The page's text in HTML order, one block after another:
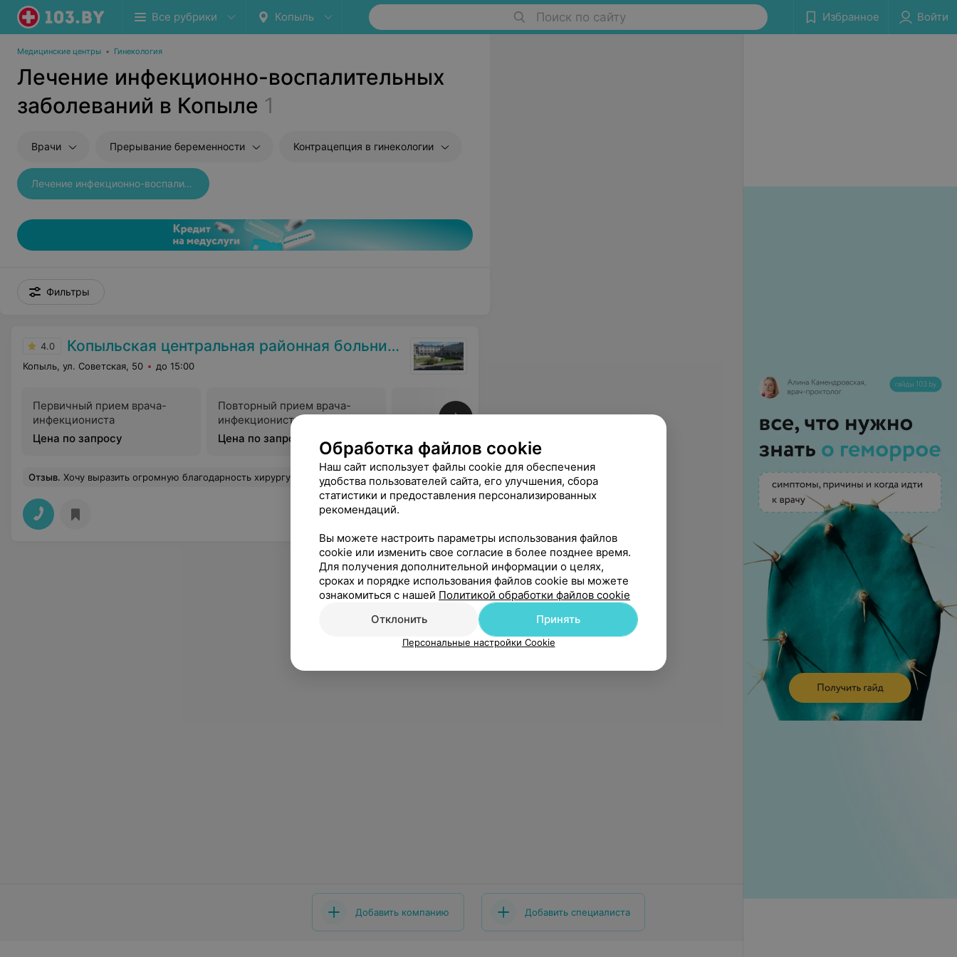
Все рубрики Копыль Поиск по сайту Избранное Войти
Медицинские центры • Гинекология
Лечение инфекционно-воспалительных
заболеваний в Копыле 1
Врачи Прерывание беременности Контрацепция в гинекологии
Лечение инфекционно-воспалительных заболеваний
Фильтры
4.0 Копыльская центральная районная больница
Копыль, ул. Советская, 50 до 15:00
Первичный прием врача-
инфекциониста
Цена по запросу
Повторный прием врача-
инфекциониста
Цена по запросу
Отзыв. Хочу выразить огромную благодарность хирургу И.А.за профессионализм и эмпатию к маленьким пациентам!!!10. 06.2026 врач зашивал рану на ноге сыну, на протяжении всего процесса специалист успокаивал и подбадривал ребенка! Рана зажила быстро и без осложнений, шов аккуратный!!!Еще раз огромное спасибо!!! Еще
Добавить компанию Добавить специалиста
Обработка файлов cookie
Наш сайт использует файлы cookie для обеспечения
удобства пользователей сайта, его улучшения, сбора
статистики и предоставления персонализированных
рекомендаций.
Вы можете настроить параметры использования файлов
cookie или изменить свое согласие в более позднее время.
Для получения дополнительной информации о целях,
сроках и порядке использования файлов cookie вы можете
ознакомиться с нашей Политикой обработки файлов cookie
Отклонить
Принять
Персональные настройки Cookie